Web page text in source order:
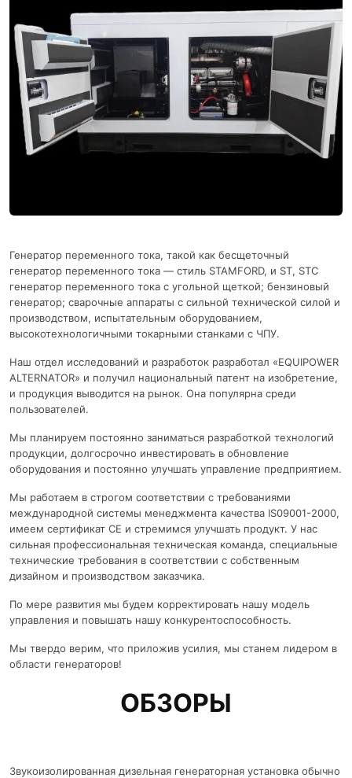
Генератор переменного тока, такой как бесщеточный
генератор переменного тока — стиль STAMFORD, и ST, STC
генератор переменного тока с угольной щеткой; бензиновый
генератор; сварочные аппараты с сильной технической силой и
производством, испытательным оборудованием,
высокотехнологичными токарными станками с ЧПУ.
Наш отдел исследований и разработок разработал «EQUIPOWER
ALTERNATOR» и получил национальный патент на изобретение,
и продукция выводится на рынок. Она популярна среди
пользователей.
Мы планируем постоянно заниматься разработкой технологий
продукции, долгосрочно инвестировать в обновление
оборудования и постоянно улучшать управление предприятием.
Мы работаем в строгом соответствии с требованиями
международной системы менеджмента качества IS09001-2000,
имеем сертификат CE и стремимся улучшать продукт. У нас
сильная профессиональная техническая команда, специальные
технические требования в соответствии с собственным
дизайном и производством заказчика.
По мере развития мы будем корректировать нашу модель
управления и повышать нашу конкурентоспособность.
Мы твердо верим, что приложив усилия, мы станем лидером в
области генераторов!
ОБЗОРЫ
Звукоизолированная дизельная генераторная установка обычно